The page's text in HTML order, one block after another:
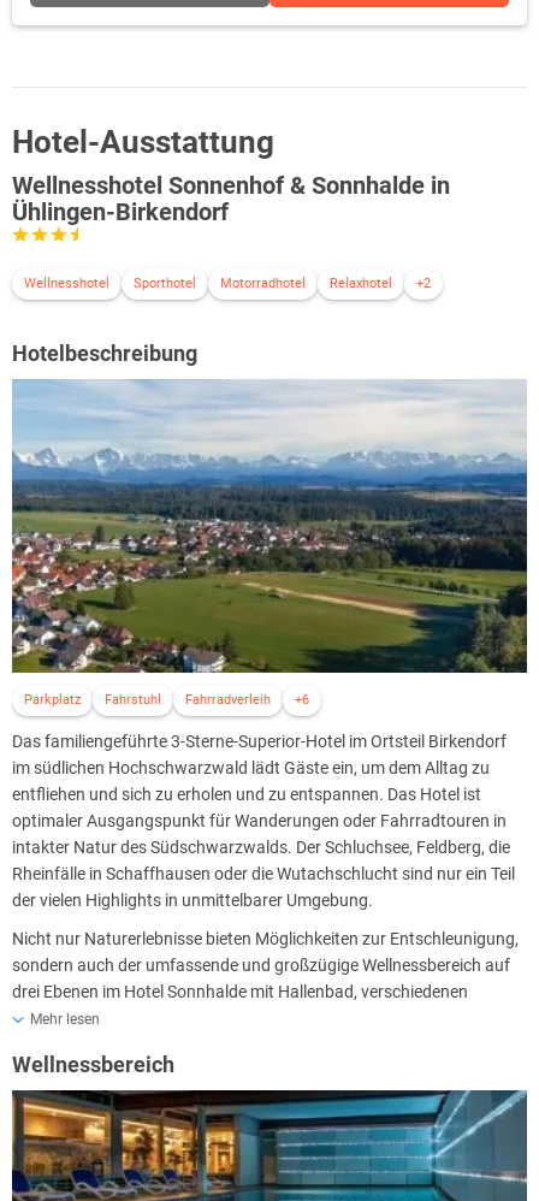
Hotel-Ausstattung
Wellnesshotel Sonnenhof & Sonnhalde in
Ühlingen-Birkendorf
Wellnesshotel Sporthotel Motorradhotel Relaxhotel +2
Hotelbeschreibung
Parkplatz Fahrstuhl Fahrradverleih +6
Das familiengeführte 3-Sterne-Superior-Hotel im Ortsteil Birkendorf
im südlichen Hochschwarzwald lädt Gäste ein, um dem Alltag zu
entfliehen und sich zu erholen und zu entspannen. Das Hotel ist
optimaler Ausgangspunkt für Wanderungen oder Fahrradtouren in
intakter Natur des Südschwarzwalds. Der Schluchsee, Feldberg, die
Rheinfälle in Schaffhausen oder die Wutachschlucht sind nur ein Teil
der vielen Highlights in unmittelbarer Umgebung.
Nicht nur Naturerlebnisse bieten Möglichkeiten zur Entschleunigung,
sondern auch der umfassende und großzügige Wellnessbereich auf
drei Ebenen im Hotel Sonnhalde mit Hallenbad, verschiedenen
Saunen, Infrarotliegen und Ruheräume. Der angrenzende
genießen. Das reichhaltige und vielseitige Frühstücksbuffet im Hotel
Sonnhalde lässt keine Wünsche offen, um gestärkt in den Tag zu
starten.
Die 51 Zimmer sind modern und komfortabel im Landhausstil
ausgestattet und reichen vom Einzelzimmer bis zum Familienzimmer
Mehr lesen
Wellnessbereich